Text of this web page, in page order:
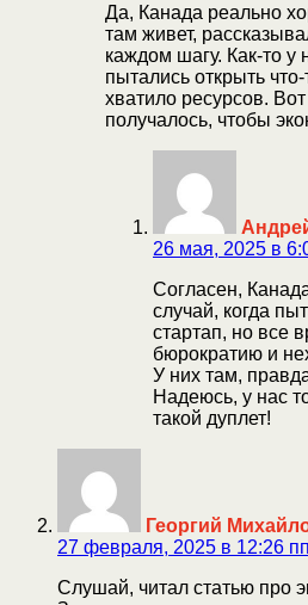
Да, Канада реально
там живет,
каждом шагу. Как-то у
пытались открыть
хватило ресурсов.
получалось, чтобы
26 мая, 2025 в
Согласен,
случай, когда
стартап, но все
бюрократию и
У них там,
Надеюсь, у нас
такой дуплет!
Георгий
27 февраля, 2025 в 12:26 пп
Слушай, читал статью про